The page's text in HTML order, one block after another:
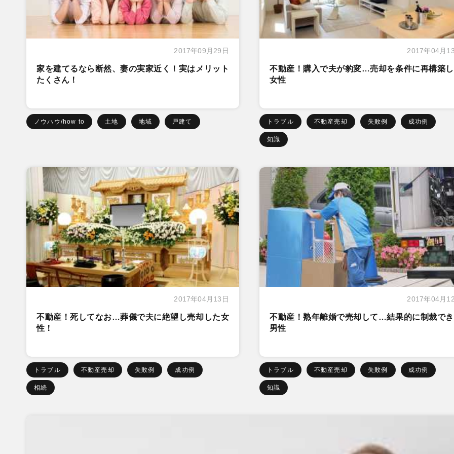
2017年09月29日
家を建てるなら断然、妻の実家近く！実はメリット
たくさん！
ノウハウ/how to 土地 地域 戸建て
2017年04月
不動産！購入で夫が豹変…売却を条件に再構築
女性
トラブル 不動産売却 失敗例 成功例
知識
2017年04月13日
不動産！死してなお…葬儀で夫に絶望し売却した女
性！
トラブル 不動産売却 失敗例 成功例
相続
2017年04月
不動産！熟年離婚で売却して…結果的に制裁で
男性
トラブル 不動産売却 失敗例 成功例
知識